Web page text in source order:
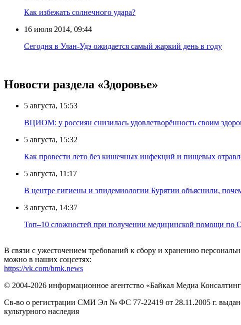
Как избежать солнечного удара?
16 июля 2014, 09:44
Сегодня в Улан-Удэ ожидается самый жаркий день в году
Новости раздела «Здоровье»
5 августа, 15:53
ВЦИОМ: у россиян снизилась удовлетворённость своим
5 августа, 15:32
Как провести лето без кишечных инфекций и пищевых
5 августа, 11:17
В центре гигиены и эпидемиологии Бурятии объяснили,
3 августа, 14:37
Топ–10 сложностей при получении медицинской помощи по
В связи с ужесточением требований к сбору и хранению
можно в наших соцсетях:
https://vk.com/bmk.news
© 2004-2026 информационное агентство «Байкал Медиа
Св-во о регистрации СМИ Эл № ФС 77-22419 от 28.11.2005 г.
культурного наследия